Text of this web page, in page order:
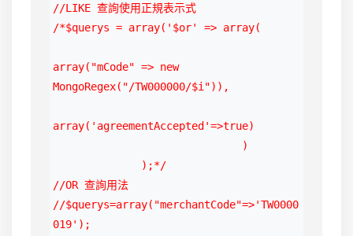
//LIKE 查詢使用正規表示式
/*$querys = array('$or' => array(
array("mCode" => new
MongoRegex("/TW000000/$i")),
array('agreementAccepted'=>true)
//OR 查詢用法
//$querys=array("merchantCode"=>'TW0000
019');